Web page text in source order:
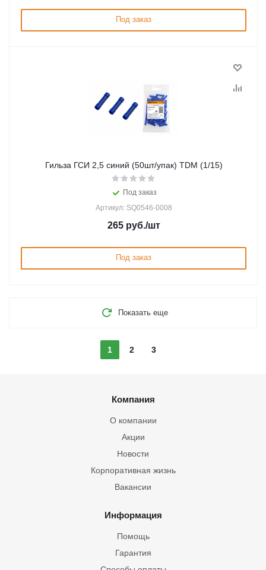
Под заказ
Гильза ГСИ 2,5 синий (50шт/упак) TDM (1/15)
Под заказ
Артикул: SQ0546-0008
265руб./шт
Под заказ
Показать еще
1 2 3
Компания
О компании
Акции
Новости
Корпоративная жизнь
Вакансии
Информация
Помощь
Гарантия